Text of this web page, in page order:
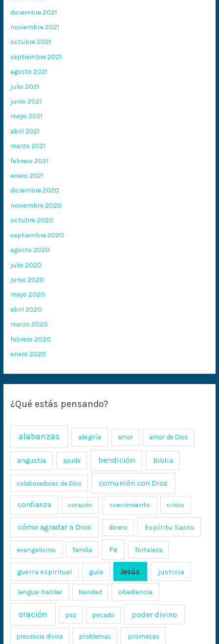
diciembre 2021
noviembre 2021
octubre 2021
septiembre 2021
agosto 2021
julio 2021
junio 2021
mayo 2021
abril 2021
marzo 2021
febrero 2021
enero 2021
diciembre 2020
noviembre 2020
octubre 2020
septiembre 2020
agosto 2020
julio 2020
junio 2020
mayo 2020
abril 2020
marzo 2020
febrero 2020
enero 2020
¿Qué estás pensando?
alabanzas alegría amor amor de Dios
angustia ayuda bendición Biblia
colaboradores de Dios comunión con Dios
confianza corazón crecimiento crisis
cómo agradar a Dios dinero Espíritu Santo
evangelismo familia Fe fortaleza
guerra espiritual guía Jesús justicia
lengua-hablar Navidad obediencia
oración paz pecado poder divino
presencia divina problemas promesas